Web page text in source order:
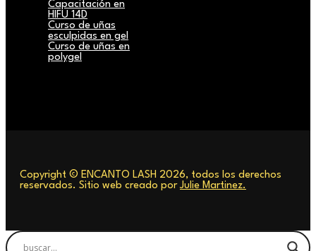
Capacitación en
HIFU 14D
Curso de uñas
esculpidas en gel
Curso de uñas en
polygel
Copyright © ENCANTO LASH 2026, todos los derechos
reservados. Sitio web creado por Julie Martinez.